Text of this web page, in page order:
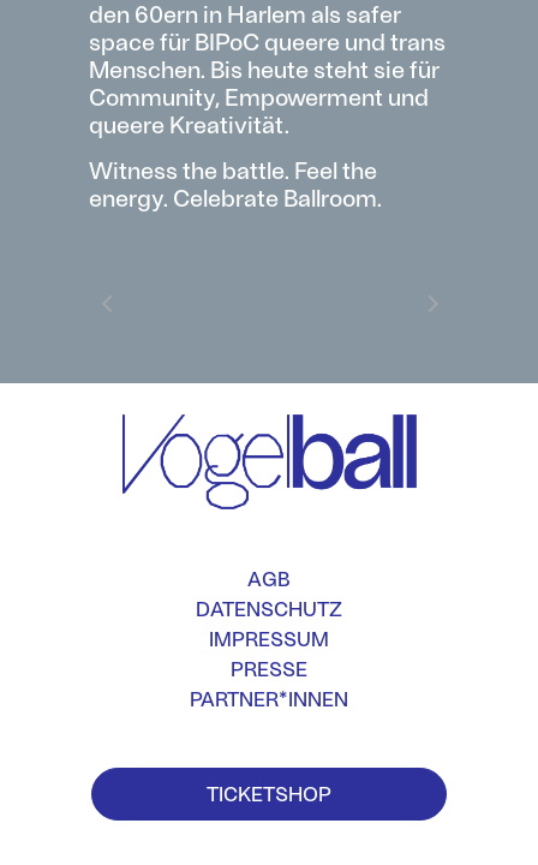
den 60ern in Harlem als safer
space für BIPoC queere und trans
Menschen. Bis heute steht sie für
Community, Empowerment und
queere Kreativität.
Witness the battle. Feel the
energy. Celebrate Ballroom.
AGB
DATENSCHUTZ
IMPRESSUM
PRESSE
PARTNER*INNEN
TICKETSHOP